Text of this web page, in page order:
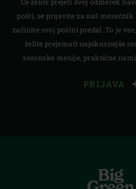
pošti, se prijavite za naš
začinite svoj poštni predal. To je
želite prejemati najokusnejše
sezonske menije, praktične
PRIJAVA